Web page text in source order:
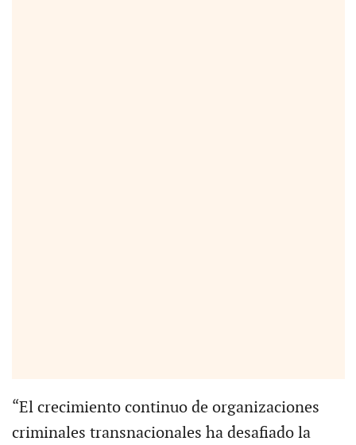
“El crecimiento continuo de organizaciones
criminales transnacionales ha desafiado la